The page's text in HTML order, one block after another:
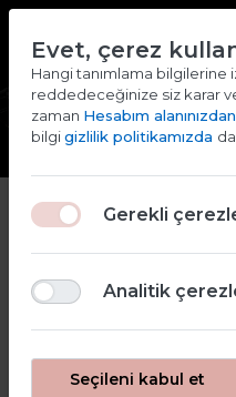
Giriş
Evet, çerez
Hangi tanımlama bilgilerine
reddedeceğinize siz karar
zaman Hesabım alanınızdan
bilgigizlilik politikamızda
Gerekli
Analitik
Seçileni kabul et